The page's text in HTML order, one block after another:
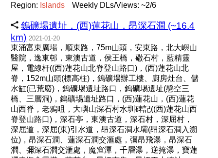
Region: Islands Weekly DLs/Views: ~2/6
鎢礦場遺址，(西)蓮花山，昂深石澗 (~16.4
km) 2021-01-20
東涌富東廣場，順東路，75m山頭，安東路，北大嶼山
醫院，逸東邨，東澳古道，侯王橋，䃟石村，藍精靈
屋，電線杆((西)蓮花山北脊登山路口)，(西)蓮花山北
脊，152m山頭(標高柱)，鎢礦場辦工樓、廚房灶台、儲
水缸(已荒廢)，鎢礦埸遺址路口，鎢礦埸遺址(懸空三
橋、三層洞)，鎢礦埸遺址路口，(西)蓮花山，(西)蓮花
山西脊，老鴉咀，大嶼山深石村水圳碑記((西)蓮花山西
脊登山路口)，深石亭，東澳古道，深石村，深屈村，
深屈道，深屈(東)引水道，昂深石澗水壩(昂深石澗入溯
位)，昂深石澗、蓮深石澗交滙處，彌昂飛瀑，昂深石
澗、彌深石澗交滙處，魔窟潭，千層瀑，逆掩瀑，寶蓮